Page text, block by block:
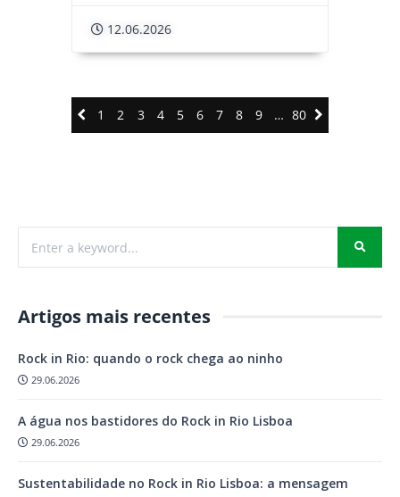
12.06.2026
1 2 3 4 5 6 7 8 9 … 80
Artigos mais recentes
Rock in Rio: quando o rock chega ao ninho
29.06.2026
A água nos bastidores do Rock in Rio Lisboa
29.06.2026
Sustentabilidade no Rock in Rio Lisboa: a mensagem